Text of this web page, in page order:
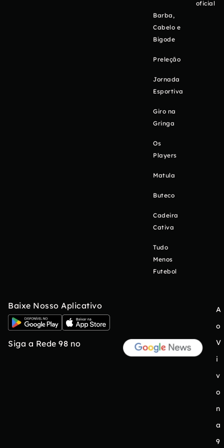
Barba,
Cabelo e
Bigode
Preleção
Jornada
Esportiva
Giro na
Gringa
Os
Players
Matula
Buteco
Cadeira
Cativa
Tudo
Menos
Futebol
oficial
Baixe Nosso Aplicativo
Siga a Rede 98 no
A
o
V
i
v
o
n
a
9